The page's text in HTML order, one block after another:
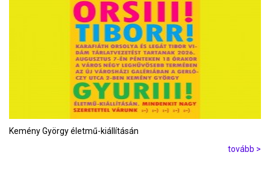
Kemény György életmű-kiállításán
tovább >